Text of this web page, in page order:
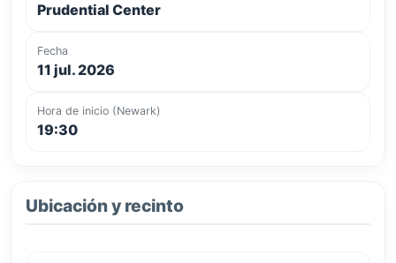
Prudential Center
Fecha
11 jul. 2026
Hora de inicio (Newark)
19:30
Ubicación y recinto